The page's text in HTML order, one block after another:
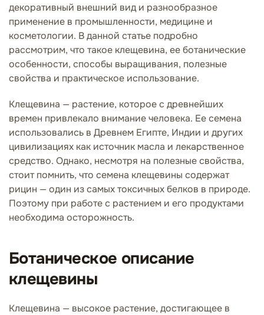
декоративный внешний вид и разнообразное
применение в промышленности, медицине и
косметологии. В данной статье подробно
рассмотрим, что такое клещевина, ее ботанические
особенности, способы выращивания, полезные
свойства и практическое использование.
Клещевина — растение, которое с древнейших
времен привлекало внимание человека. Ее семена
использовались в Древнем Египте, Индии и других
цивилизациях как источник масла и лекарственное
средство. Однако, несмотря на полезные свойства,
стоит помнить, что семена клещевины содержат
рицин — один из самых токсичных белков в природе.
Поэтому при работе с растением и его продуктами
необходима осторожность.
Ботаническое описание
клещевины
Клещевина — высокое растение, достигающее в